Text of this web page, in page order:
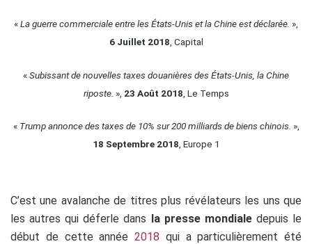
«La guerre commerciale entre les États-Unis et la Chine est déclarée. »,
6 Juillet 2018 , Capital
«Subissant de nouvelles taxes douanières des États-Unis, la Chine
riposte. », 23 Août 2018 , Le Temps
«Trump annonce des taxes de 10% sur 200 milliards de biens chinois. »,
18 Septembre 2018, Europe 1
C’est une avalanche de titres plus révélateurs les uns que
les autres qui déferle dans la presse mondialedepuis le
début de cette année 2018 qui a particulièrement été